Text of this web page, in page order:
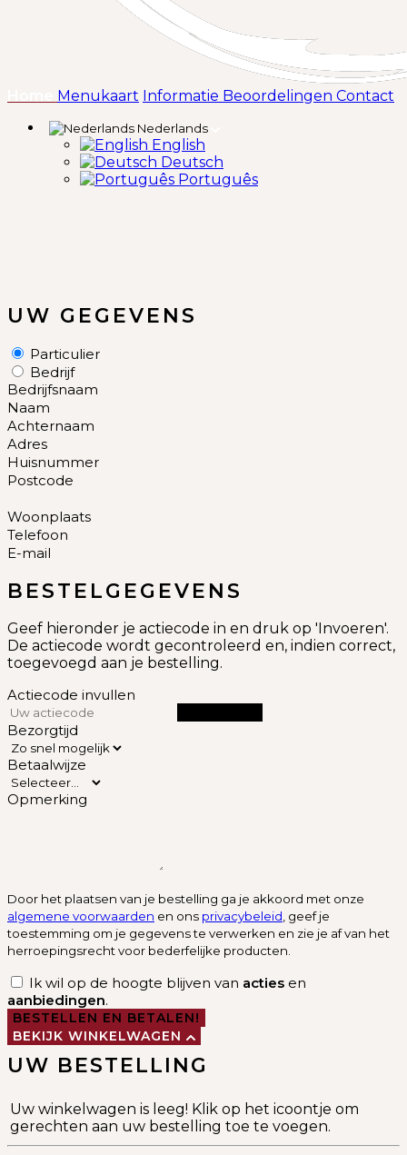
(huidige)
Menukaart Informatie Beoordelingen Contact
Nederlands
English
Deutsch
Português
UW GEGEVENS
Particulier
Bedrijf
Bedrijfsnaam
Naam
Achternaam
Adres
Huisnummer
Postcode
Woonplaats
Telefoon
E-mail
BESTELGEGEVENS
Geef hieronder je actiecode in en druk op 'Invoeren'.
De actiecode wordt gecontroleerd en, indien correct,
toegevoegd aan je bestelling.
Actiecode invullen
Bezorgtijd
Betaalwijze
Opmerking
Door het plaatsen van je bestelling ga je akkoord met onze
algemene voorwaarden en ons privacybeleid , geef je
toestemming om je gegevens te verwerken en zie je af van het
herroepingsrecht voor bederfelijke producten.
Ik wil op de hoogte blijven van acties en
aanbiedingen.
BESTELLEN EN BETALEN!
BEKIJK WINKELWAGEN
UW BESTELLING
Uw winkelwagen is leeg! Klik op het icoontje om
gerechten aan uw bestelling toe te voegen.